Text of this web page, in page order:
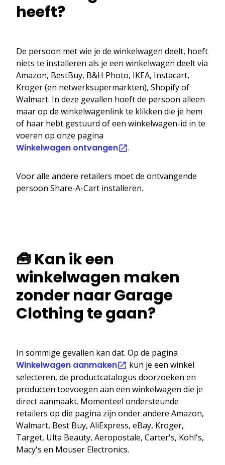
heeft?
De persoon met wie je de winkelwagen deelt, hoeft
niets te installeren als je een winkelwagen deelt via
Amazon, BestBuy, B&H Photo, IKEA, Instacart,
Kroger (en netwerksupermarkten), Shopify of
Walmart. In deze gevallen hoeft de persoon alleen
maar op de winkelwagenlink te klikken die je hem
of haar hebt gestuurd of een winkelwagen-id in te
voeren op onze pagina
Winkelwagen ontvangen .
Voor alle andere retailers moet de ontvangende
persoon Share-A-Cart installeren.
🧰 Kan ik een
winkelwagen maken
zonder naar Garage
Clothing te gaan?
In sommige gevallen kan dat. Op de pagina
Winkelwagen aanmaken
kun je een winkel
selecteren, de productcatalogus doorzoeken en
producten toevoegen aan een winkelwagen die je
direct aanmaakt. Momenteel ondersteunde
retailers op die pagina zijn onder andere Amazon,
Walmart, Best Buy, AliExpress, eBay, Kroger,
Target, Ulta Beauty, Aeropostale, Carter's, Kohl's,
Macy's en Mouser Electronics.